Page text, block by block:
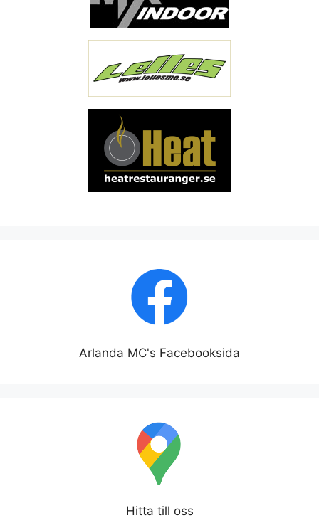
Arlanda MC's Facebooksida
Hitta till oss